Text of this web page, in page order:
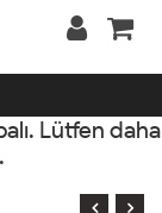
Lütfen daha